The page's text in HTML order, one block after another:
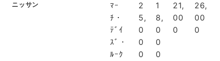
ニッサン
ﾏｰ
ﾁ・
ﾃﾞｲ
ｽﾞ・
ﾙｰｸ
2
5,
0
0
0
1
8,
0
0
0
21,
00
0
26,
00
0